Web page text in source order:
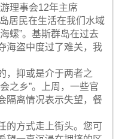
理事会12年主席
居民在生活在我们水域
螺”。基斯群岛在过去
海盗中度过了难关，我
，抑或是介于两者之
之乡”。上周，一些官
隔离情况表示失望，餐
的方式走上街头。您可